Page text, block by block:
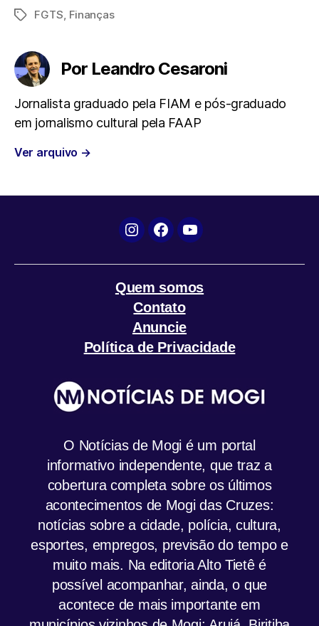
o
o
k
e A
p
r
m
TagsFGTS, Finanças
Por Leandro Cesaroni
Jornalista graduado pela FIAM e pós-graduado
em jornalismo cultural pela FAAP
Ver arquivo →
Instagram
FacebookYouTube
Quem somos
Contato
Anuncie
Política de Privacidade
O Notícias de Mogi é um portal
informativo independente, que traz a
cobertura completa sobre os últimos
acontecimentos de Mogi das Cruzes:
notícias sobre a cidade, polícia, cultura,
esportes, empregos, previsão do tempo e
muito mais. Na editoria Alto Tietê é
possível acompanhar, ainda, o que
acontece de mais importante em